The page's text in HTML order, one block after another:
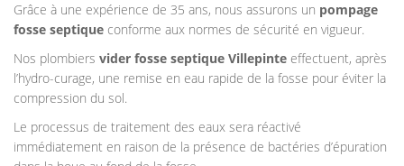
Grâce à une expérience de 35 ans, nous assurons un pompage
fosse septique conforme aux normes de sécurité en vigueur.
Nos plombiers vider fosse septique Villepinte effectuent, après
l’hydro-curage, une remise en eau rapide de la fosse pour éviter la
compression du sol.
Le processus de traitement des eaux sera réactivé
immédiatement en raison de la présence de bactéries d’épuration